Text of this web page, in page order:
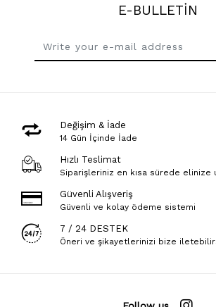
E-BULLETİN
Değişim & İade
14 Gün İçinde İade
Hızlı Teslimat
Siparişleriniz en kısa sürede elinize
Güvenli Alışveriş
Güvenli ve kolay ödeme sistemi
7 / 24 DESTEK
Öneri ve şikayetlerinizi bize